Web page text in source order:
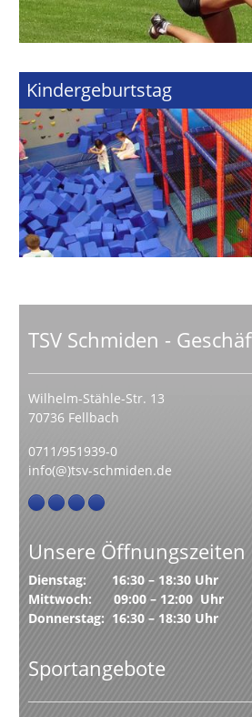
Kindergeburtstag
TSV Schmiden -
Wilhelm-Stähle-Str. 13
70736 Fellbach
0711/951939-0
info(@)tsv-schmiden.de
Unsere Öffnungszeiten
Dienstag: 16:30 – 18:30 Uhr
Mittwoch: 09:00 – 12:00 Uhr
Donnerstag: 16:30 – 18:30 Uhr
Sportangebote